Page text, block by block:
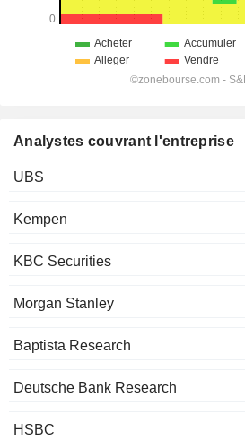
Analystes couvrant l'entreprise
UBS
Kempen
KBC Securities
Morgan Stanley
Baptista Research
Deutsche Bank Research
HSBC